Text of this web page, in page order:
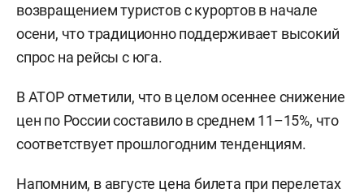
возвращением туристов с курортов в начале
осени, что традиционно поддерживает высокий
спрос на рейсы с юга.
В АТОР отметили, что в целом осеннее снижение
цен по России составило в среднем 11–15%, что
соответствует прошлогодним тенденциям.
Напомним, в августе цена билета при перелетах